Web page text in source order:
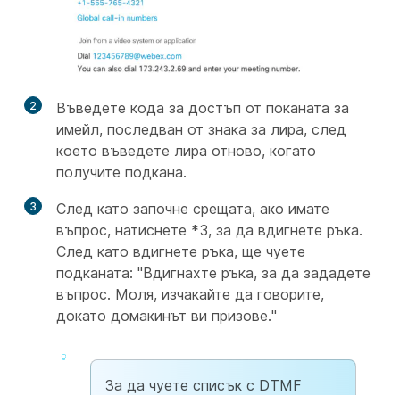
2
Въведете кода за достъп от поканата за
имейл, последван от знака за лира, след
което въведете лира отново, когато
получите подкана.
3
След като започне срещата, ако имате
въпрос, натиснете *3, за да вдигнете ръка.
След като вдигнете ръка, ще чуете
подканата: "Вдигнахте ръка, за да зададете
въпрос. Моля, изчакайте да говорите,
докато домакинът ви призове."
За да чуете списък с DTMF